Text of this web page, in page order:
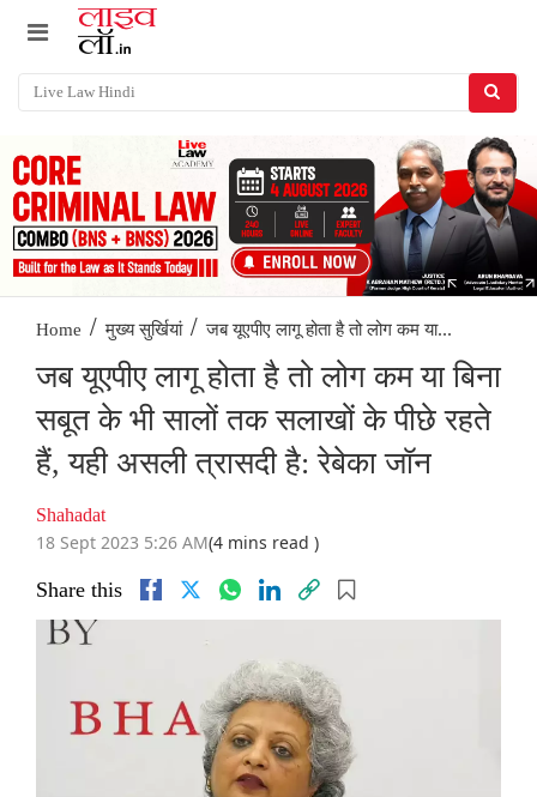
Home / मुख्य सुर्खियां / जब यूएपीए लागू होता है तो लोग कम या...
जब यूएपीए लागू होता है तो लोग कम या बिना
सबूत के भी सालों तक सलाखों के पीछे रहते
हैं, यही असली त्रासदी है: रेबेका जॉन
Shahadat
18 Sept 2023 5:26 AM(4 mins read )
Share this